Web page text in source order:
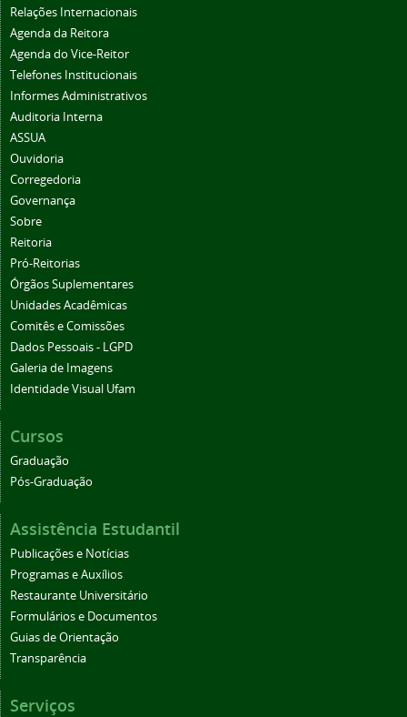
Relações Internacionais
Agenda da Reitora
Agenda do Vice-Reitor
Telefones Institucionais
Informes Administrativos
Auditoria Interna
ASSUA
Ouvidoria
Corregedoria
Governança
Sobre
Reitoria
Pró-Reitorias
Órgãos Suplementares
Unidades Acadêmicas
Comitês e Comissões
Dados Pessoais - LGPD
Galeria de Imagens
Identidade Visual Ufam
Cursos
Graduação
Pós-Graduação
Assistência Estudantil
Publicações e Notícias
Programas e Auxílios
Restaurante Universitário
Formulários e Documentos
Guias de Orientação
Transparência
Serviços